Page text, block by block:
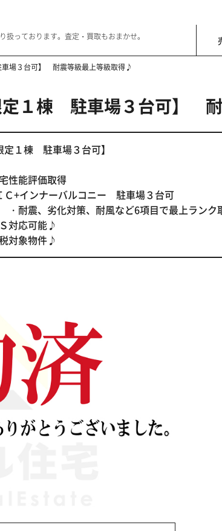
扱っております。査定・買取もおまかせ。
場３台可】 耐震等級最上等級取得♪
１棟 駐車場３台可】 耐
定１棟 駐車場３台可】
性能評価取得
+インナーバルコニー 駐車場３台可
耐震、劣化対策、耐風など6項目で最上ランク
対応可能♪
対象物件♪